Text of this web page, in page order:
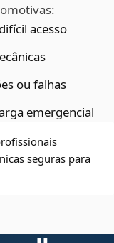
acesso
ou falhas
emergencial
seguras para